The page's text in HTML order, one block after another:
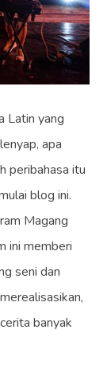
Latin yang
apa
peribahasa itu
blog ini.
Magang
ini memberi
seni dan
banyak